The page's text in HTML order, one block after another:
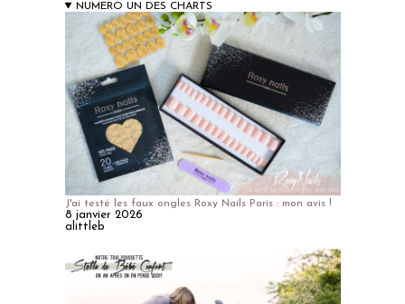
NUMERO UN DES CHARTS
J'ai testé les faux ongles Roxy Nails Paris : mon avis !
8 janvier 2026
alittleb